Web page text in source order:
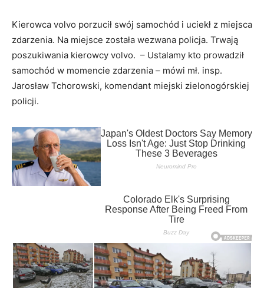
Kierowca volvo porzucił swój samochód i uciekł z miejsca
zdarzenia. Na miejsce została wezwana policja. Trwają
poszukiwania kierowcy volvo. – Ustalamy kto prowadził
samochód w momencie zdarzenia – mówi mł. insp.
Jarosław Tchorowski, komendant miejski zielonogórskiej
policji.